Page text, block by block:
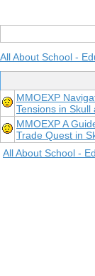
All About School -
MMOEXP
Tensions in Skull
MMOEXP A
Trade Quest in
All About School -